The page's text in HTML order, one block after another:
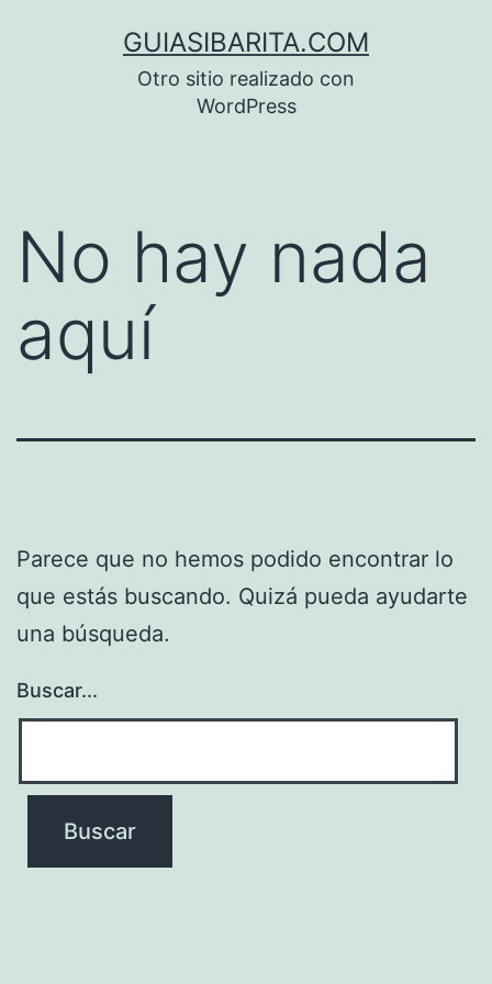
GUIASIBARITA.COM
Otro sitio realizado con
WordPress
No hay nada
aquí
Parece que no hemos podido encontrar lo
que estás buscando. Quizá pueda ayudarte
una búsqueda.
Buscar...